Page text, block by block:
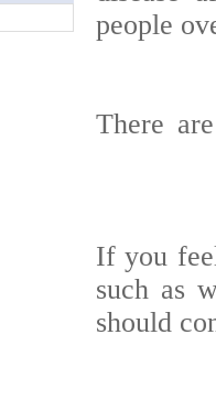
people
There
If you
such as
should